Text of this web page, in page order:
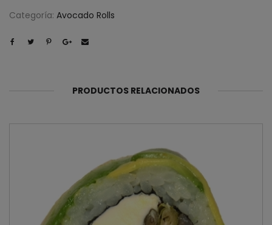
Categoría: Avocado Rolls
PRODUCTOS RELACIONADOS